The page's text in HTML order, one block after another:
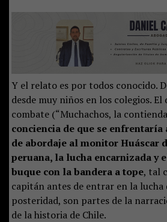
Y el relato es por todos conocido.
desde muy niños en los colegios.
combate (“Muchachos, la
conciencia de que se
de abordaje al monitor Huáscar
peruana, la lucha encarnizada y
buque con la bandera a tope, tal
capitán antes de entrar en la lucha
posteridad, son partes de la
de la historia de Chile.